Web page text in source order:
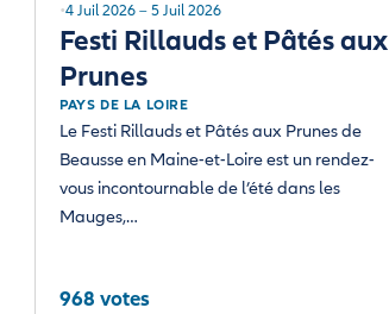
4 Juil 2026 – 5 Juil 2026
Festi Rillauds et Pâtés aux
Prunes
PAYS DE LA LOIRE
Le Festi Rillauds et Pâtés aux Prunes de
Beausse en Maine-et-Loire est un rendez-
vous incontournable de l’été dans les
Mauges,…
968 votes